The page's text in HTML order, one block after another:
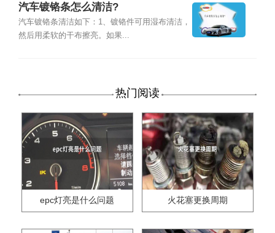
汽车镀铬条怎么清洁?
汽车镀铬条清洁如下：1、镀铬件可用湿布清洁，
然后用柔软的干布擦亮。如果...
热门阅读
epc灯亮是什么问题 火花塞更换周期